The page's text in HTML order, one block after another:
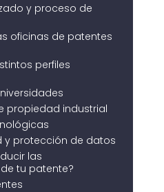
y proceso de
oficinas de patentes
perfiles
propiedad industrial
y protección de datos
las
tu patente?